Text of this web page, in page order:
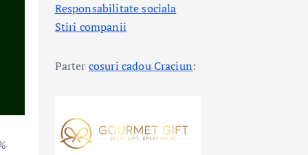
Responsabilitate sociala
Stiri companii
Parter cosuri cadou Craciun: